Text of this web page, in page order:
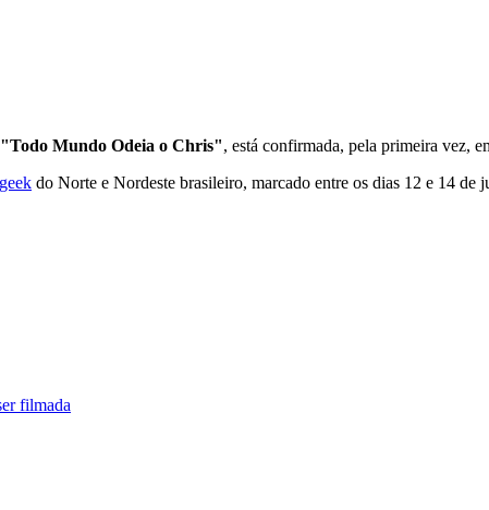
"Todo Mundo Odeia o Chris", está confirmada, pela primeira vez,
do Norte e Nordeste brasileiro, marcado entre os dias 12 e 14 de
filmada